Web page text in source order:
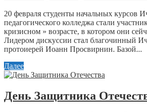
20 февраля студенты начальных курсов
педагогического колледжа стали
кризисном » возрасте, в котором они
Лидером дискуссии стал благочинный
протоиерей Иоанн Просвирнин. Базой...
Далее
День Защитника